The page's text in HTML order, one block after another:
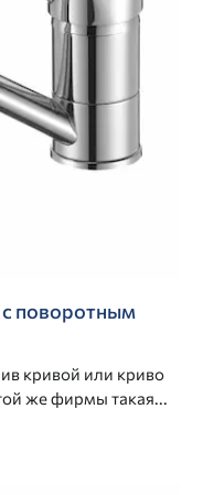
поворотным
кривой или криво
же фирмы такая...